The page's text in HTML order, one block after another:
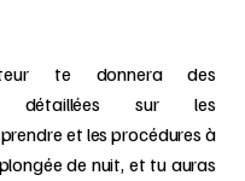
te donnera des
détaillées sur les
et les procédures à
de nuit, et tu auras